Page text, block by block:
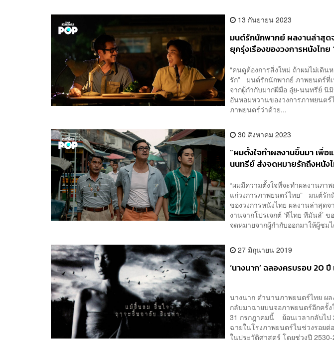
13 กันยายน 2023
มนต์รักนักพากย์ ผลงานล่าสุ
ยุครุ่งเรืองของวงการหนังไทย
“คนดูต้องการสิ่งใหม่ ถ้าผมไม่เดิน
รัก” มนต์รักนักพากย์ ภาพยนตร์ที่
จากผู้กำกับมากฝีมือ อุ๋ย-นนทรีย์ นิ
อันหอมหวานของวงการภาพยนต
ภาพยนตร์ว่าด้วย...
30 สิงหาคม 2023
“ผมตั้งใจทำผลงานขึ้นมา เพื่
นนทรีย์ ส่งจดหมายรักถึงหนั
“ผมมีความตั้งใจที่จะทำผลงานภ
แก่วงการภาพยนตร์ไทย” มนต์รัก
ของวงการหนังไทย ผลงานล่าสุด
งานจากโปรเจกต์ ‘ทีไทย ทีมันส์’
จดหมายจากผู้กำกับออกมาให้ผู้ชม
27 มิถุนายน 2019
‘นางนาก’ ฉลองครบรอบ 20
นางนาก ตำนานภาพยนตร์ไทย ผ
กลับมาฉายบนจอภาพยนตร์อีกครั้
31 กรกฎาคมนี้ ย้อนเวลากลับไป
ฉายในโรงภาพยนตร์ในช่วงรอย
ในประวัติศาสตร์ โดยช่วงปี